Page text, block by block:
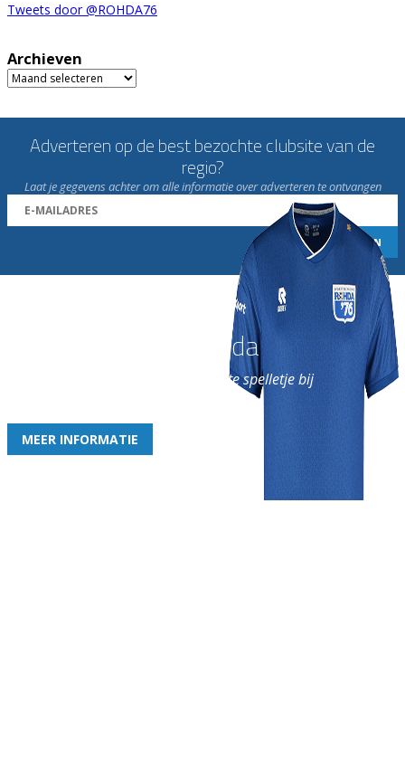
Tweets door @ROHDA76
Archieven
Archieven
Adverteren op de best bezochte clubsite van de
regio?
Laat je gegevens achter om alle informatie over adverteren te ontvangen
Word nu lid van Rohda
en geniet iedere week van het leukste spelletje bij
MEER INFORMATIE